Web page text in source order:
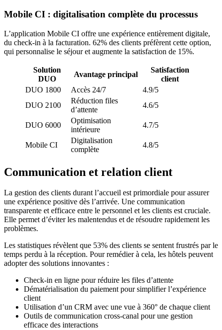
Mobile CI : digitalisation complète du processus
L’application Mobile CI offre une expérience entièrement digitale,
du check-in à la facturation. 62% des clients préfèrent cette option,
qui personnalise le séjour et augmente la satisfaction de 15%.
Solution
DUO
Avantage principal
Satisfaction
client
DUO 1800
Accès 24/7
4.9/5
DUO 2100
Réduction files
d’attente
4.6/5
DUO 6000
Optimisation
intérieure
4.7/5
Mobile CI
Digitalisation
complète
4.8/5
Communication et relation client
La gestion des clients durant l’accueil est primordiale pour assurer
une expérience positive dès l’arrivée. Une communication
transparente et efficace entre le personnel et les clients est cruciale.
Elle permet d’éviter les malentendus et de résoudre rapidement les
problèmes.
Les statistiques révèlent que 53% des clients se sentent frustrés par le
temps perdu à la réception. Pour remédier à cela, les hôtels peuvent
adopter des solutions innovantes :
Check-in en ligne pour réduire les files d’attente
Dématérialisation du paiement pour simplifier l’expérience
client
Utilisation d’un CRM avec une vue à 360° de chaque client
Outils de communication cross-canal pour une gestion
efficace des interactions